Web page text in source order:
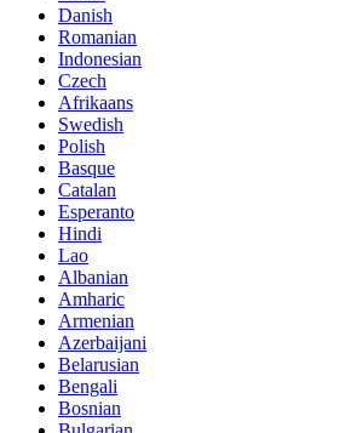
Danish
Romanian
Indonesian
Czech
Afrikaans
Swedish
Polish
Basque
Catalan
Esperanto
Hindi
Lao
Albanian
Amharic
Armenian
Azerbaijani
Belarusian
Bengali
Bosnian